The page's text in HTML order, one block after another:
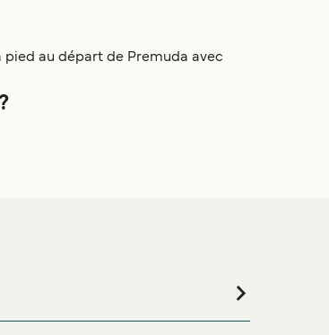
pied au départ de Premuda avec